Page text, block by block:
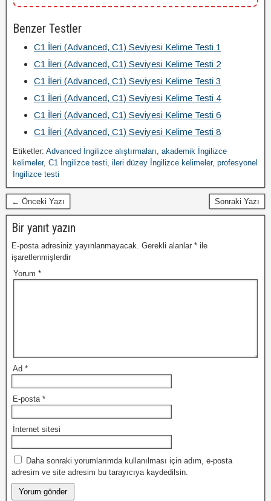
Benzer Testler
C1 İleri (Advanced, C1) Seviyesi Kelime Testi 1
C1 İleri (Advanced, C1) Seviyesi Kelime Testi 2
C1 İleri (Advanced, C1) Seviyesi Kelime Testi 3
C1 İleri (Advanced, C1) Seviyesi Kelime Testi 4
C1 İleri (Advanced, C1) Seviyesi Kelime Testi 6
C1 İleri (Advanced, C1) Seviyesi Kelime Testi 8
Etiketler: Advanced İngilizce alıştırmaları, akademik İngilizce
kelimeler, C1 İngilizce testi, ileri düzey İngilizce kelimeler, profesyonel
İngilizce testi
← Önceki Yazı Sonraki Yazı
Bir yanıt yazın
E-posta adresiniz yayınlanmayacak. Gerekli alanlar * ile
işaretlenmişlerdir
Yorum *
Ad *
E-posta *
İnternet sitesi
Daha sonraki yorumlarımda kullanılması için adım, e-posta
adresim ve site adresim bu tarayıcıya kaydedilsin.